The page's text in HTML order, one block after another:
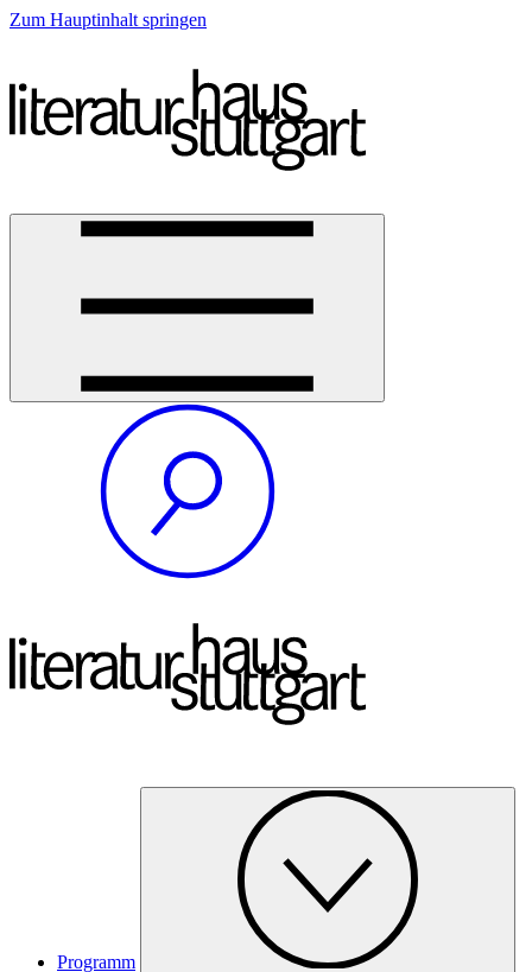
Zum Hauptinhalt springen
Programm